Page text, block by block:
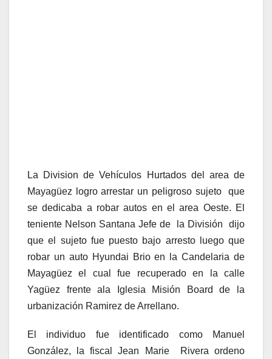
La Division de Vehículos Hurtados del area de
Mayagüez logro arrestar un peligroso sujeto que
se dedicaba a robar autos en el area Oeste. El
teniente Nelson Santana Jefe de la División dijo
que el sujeto fue puesto bajo arresto luego que
robar un auto Hyundai Brio en la Candelaria de
Mayagüez el cual fue recuperado en la calle
Yagüez frente ala Iglesia Misión Board de la
urbanización Ramirez de Arrellano.
El individuo fue identificado como Manuel
González, la fiscal Jean Marie Rivera ordeno